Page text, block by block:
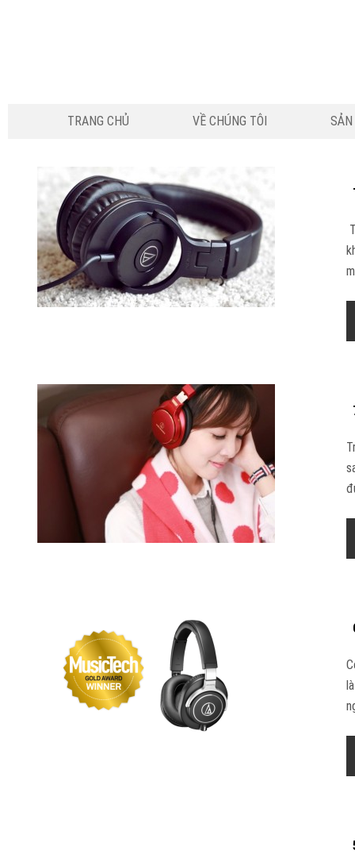
TRANG CHỦ VỀ CHÚNG TÔI